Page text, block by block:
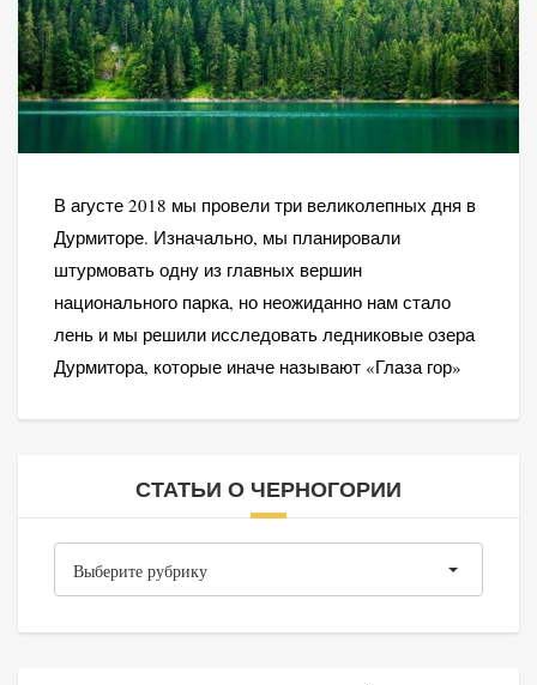
В агусте 2018 мы провели три великолепных дня в
Дурмиторе. Изначально, мы планировали
штурмовать одну из главных вершин
национального парка, но неожиданно нам стало
лень и мы решили исследовать ледниковые озера
Дурмитора, которые иначе называют «Глаза гор»
СТАТЬИ О ЧЕРНОГОРИИ
о
Выберите рубрику